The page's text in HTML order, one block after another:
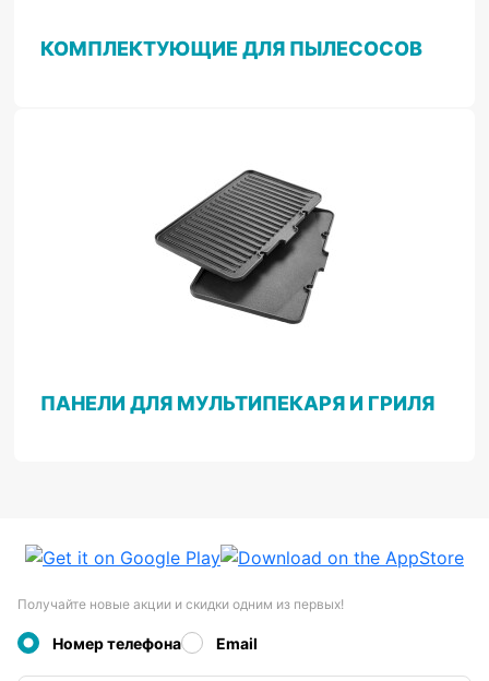
КОМПЛЕКТУЮЩИЕ ДЛЯ ПЫЛЕСОСОВ
ПАНЕЛИ ДЛЯ МУЛЬТИПЕКАРЯ И ГРИЛЯ
Получайте новые акции и скидки одним из первых!
Номер телефона Email